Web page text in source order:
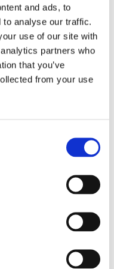
and ads, to
to analyse our traffic.
use of our site with
partners who
that you’ve
from your use
steget mot
trots